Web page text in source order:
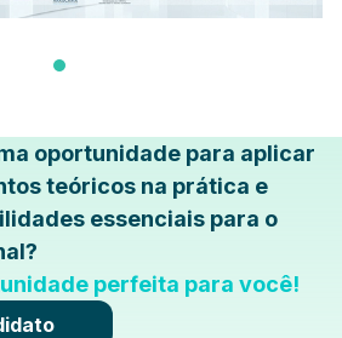
oportunidade para aplicar
teóricos na prática e
essenciais para o
perfeita para você!